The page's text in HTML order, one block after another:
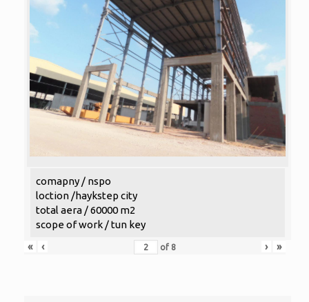
comapny / nspo
loction /haykstep city
total aera / 60000 m2
scope of work / tun key
«
‹ of 8 › »